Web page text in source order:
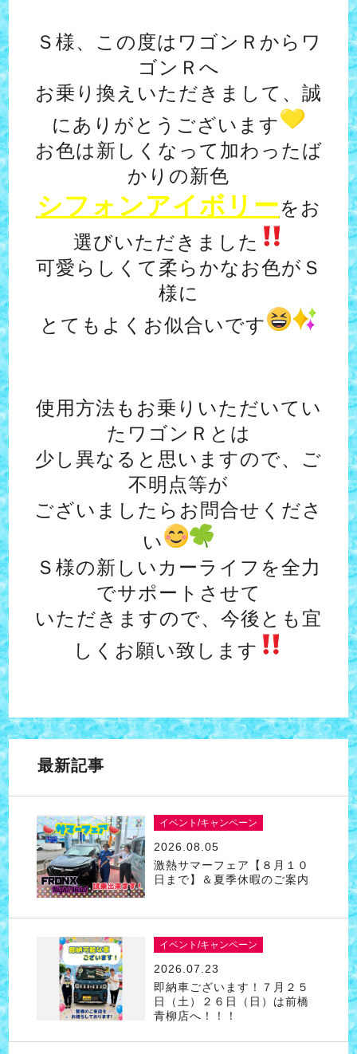
Ｓ様、この度はワゴンＲからワ
ゴンＲへ
お乗り換えいただきまして、誠
にありがとうございます
お色は新しくなって加わったば
かりの新色
シフォンアイボリーをお
選びいただきました
可愛らしくて柔らかなお色がＳ
様に
とてもよくお似合いです
使用方法もお乗りいただいてい
たワゴンＲとは
少し異なると思いますので、ご
不明点等が
ございましたらお問合せくださ
い
Ｓ様の新しいカーライフを全力
でサポートさせて
いただきますので、今後とも宜
しくお願い致します
最新記事
イベント/キャンペーン
2026.08.05
激熱サマーフェア【８月１０
日まで】＆夏季休暇のご案内
イベント/キャンペーン
2026.07.23
即納車ございます！７月２５
日（土）２６日（日）は前橋
青柳店へ！！！